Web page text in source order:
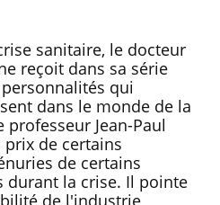
sanitaire, le docteur
reçoit dans sa série
personnalités qui
dans le monde de la
Jean-Paul
de certains
de certains
durant la crise. Il pointe
de l'industrie